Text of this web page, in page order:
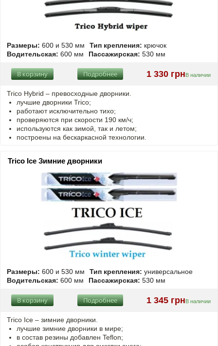
Размеры: 600 и 530 мм Тип крепления: крючок
Водительская: 600 мм Пассажирская: 530 мм
1 330 грнВ наличии
Подробнее
В корзину
Trico Hybrid – превосходные дворники.
лучшие дворники Trico;
работают исключительно тихо;
проверяются при скорости 190 км/ч;
используются как зимой, так и летом;
построены на бескаркасной технологии.
Trico Ice Зимние дворники
Размеры: 600 и 530 мм Тип крепления: универсальное
Водительская: 600 мм Пассажирская: 530 мм
1 345 грнВ наличии
Подробнее
В корзину
Trico Ice – зимние дворники.
лучшие зимние дворники в мире;
в состав резины добавлен Teflon;